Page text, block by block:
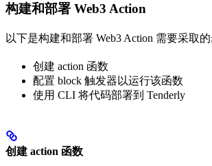
构建和部署 Web3 Action
以下是构建和部署 Web3 Action 需要采取的
创建 action 函数
配置 block 触发器以运行该函数
使用 CLI 将代码部署到 Tenderly
创建 action 函数